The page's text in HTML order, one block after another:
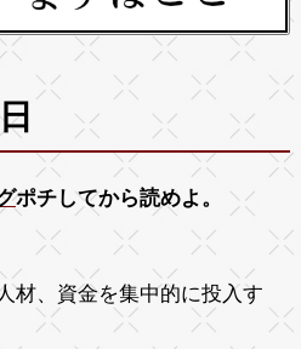
ポチしてから読めよ。
材、資金を集中的に投入す